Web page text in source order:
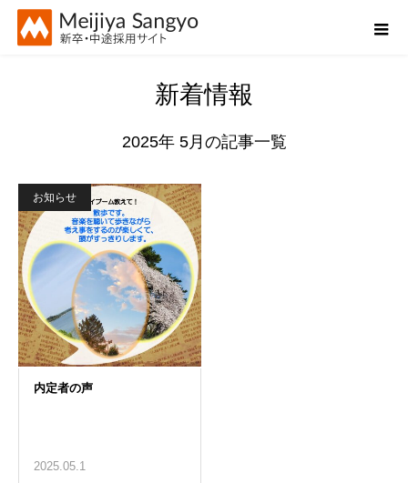
新着情報
2025年 5月の記事一覧
お知らせ
2025.05.1